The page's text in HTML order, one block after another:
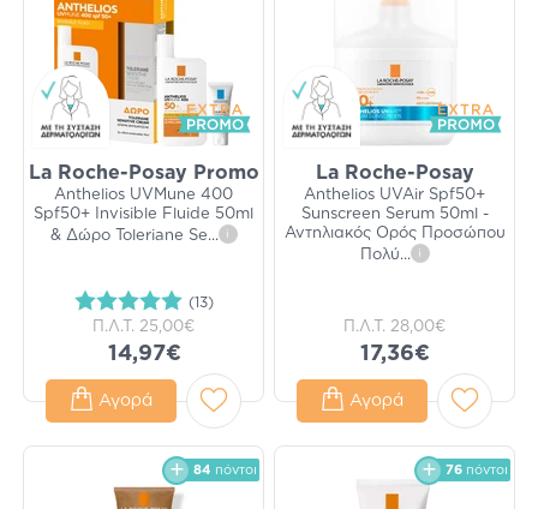
La Roche-Posay Promo
Anthelios UVMune 400
Spf50+ Invisible Fluide 50ml
& Δώρο Toleriane Se... i
(13)
Π.Λ.Τ. 25,00€
14,97€
Αγορά
La Roche-Posay
Anthelios UVAir Spf50+
Sunscreen Serum 50ml -
Αντηλιακός Ορός Προσώπου
Πολύ... i
Π.Λ.Τ. 28,00€
17,36€
Αγορά
84 πόντοι 76 πόντοι